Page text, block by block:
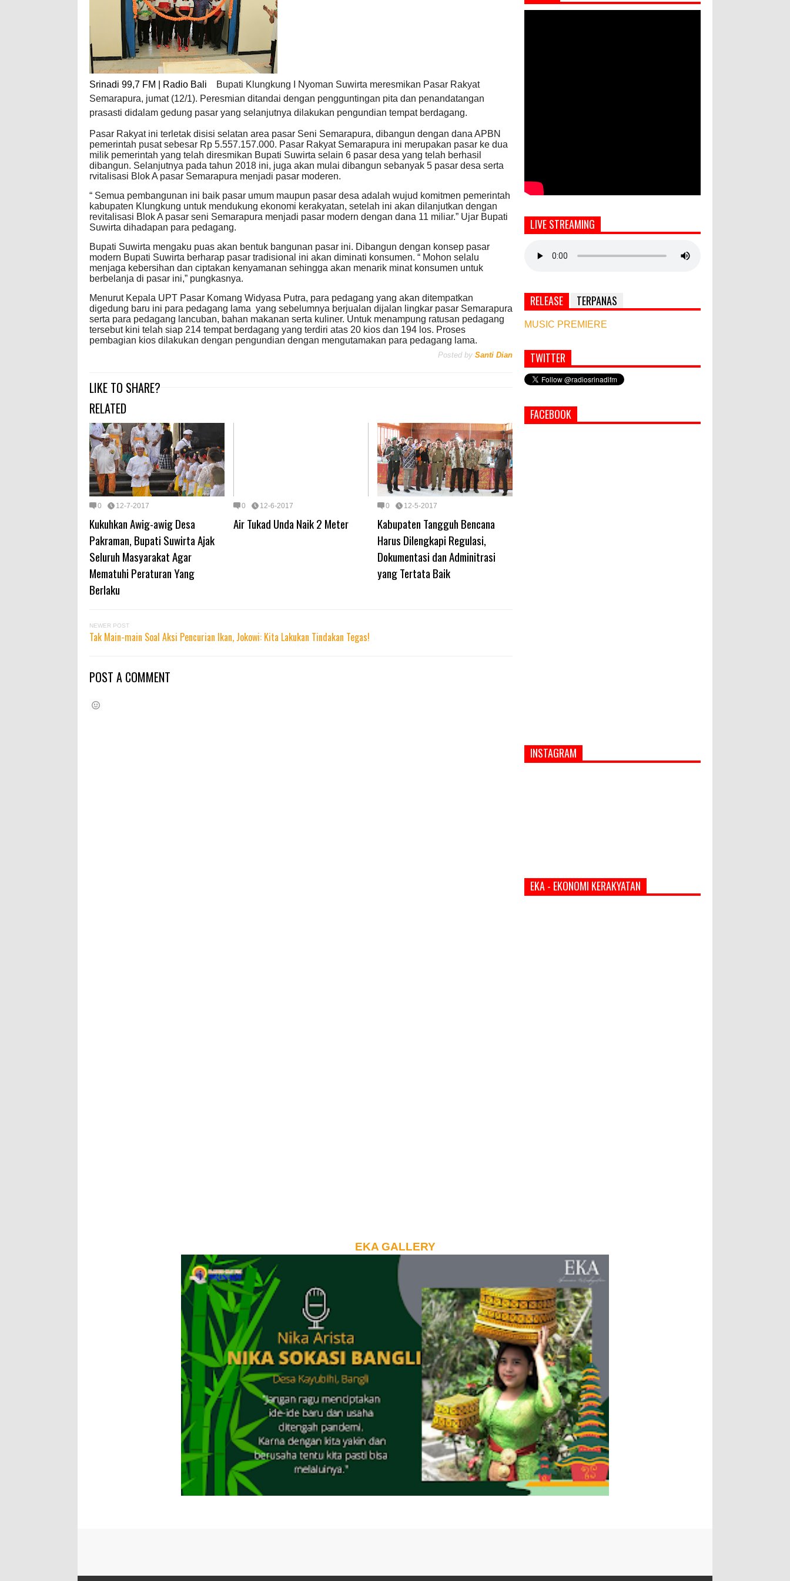
Srinadi 99,7 FM | Radio Bali
Bupati Klungkung I Nyoman Suwirta meresmikan Pasar Rakyat
Semarapura, jumat (12/1). Peresmian ditandai dengan pengguntingan pita dan penandatangan
prasasti didalam gedung pasar yang selanjutnya dilakukan pengundian tempat berdagang.
Pasar Rakyat ini terletak disisi selatan area pasar Seni Semarapura, dibangun dengan dana APBN
pemerintah pusat sebesar Rp 5.557.157.000. Pasar Rakyat Semarapura ini merupakan pasar ke dua
milik pemerintah yang telah diresmikan Bupati Suwirta selain 6 pasar desa yang telah berhasil
dibangun. Selanjutnya pada tahun 2018 ini, juga akan mulai dibangun sebanyak 5 pasar desa serta
rvitalisasi Blok A pasar Semarapura menjadi pasar moderen.
“ Semua pembangunan ini baik pasar umum maupun pasar desa adalah wujud komitmen pemerintah
kabupaten Klungkung untuk mendukung ekonomi kerakyatan, setelah ini akan dilanjutkan dengan
revitalisasi Blok A pasar seni Semarapura menjadi pasar modern dengan dana 11 miliar.” Ujar Bupati
Suwirta dihadapan para pedagang.
Bupati Suwirta mengaku puas akan bentuk bangunan pasar ini. Dibangun dengan konsep pasar
modern Bupati Suwirta berharap pasar tradisional ini akan diminati konsumen. “ Mohon selalu
menjaga kebersihan dan ciptakan kenyamanan sehingga akan menarik minat konsumen untuk
berbelanja di pasar ini,” pungkasnya.
Menurut Kepala UPT Pasar Komang Widyasa Putra, para pedagang yang akan ditempatkan
digedung baru ini para pedagang lama yang sebelumnya berjualan dijalan lingkar pasar Semarapura
serta para pedagang lancuban, bahan makanan serta kuliner. Untuk menampung ratusan pedagang
tersebut kini telah siap 214 tempat berdagang yang terdiri atas 20 kios dan 194 los. Proses
pembagian kios dilakukan dengan pengundian dengan mengutamakan para pedagang lama.
Posted by Santi Dian
LIKE TO SHARE?
RELATED
0 12-7-2017
Kukuhkan Awig-awig Desa
Pakraman, Bupati Suwirta Ajak
Seluruh Masyarakat Agar
Mematuhi Peraturan Yang
Berlaku
0 12-6-2017
Air Tukad Unda Naik 2 Meter
0 12-5-2017
Kabupaten Tangguh Bencana
Harus Dilengkapi Regulasi,
Dokumentasi dan Adminitrasi
yang Tertata Baik
NEWER POST
Tak Main-main Soal Aksi Pencurian Ikan, Jokowi: Kita Lakukan Tindakan Tegas!
POST A COMMENT
LIVE STREAMING
RELEASE TERPANAS
MUSIC PREMIERE
Simbol Persahabatan, RI Bangun Islamic Centre
di Afghanistan
PASAR MURAH
TWITTER
FACEBOOK
INSTAGRAM
EKA - EKONOMI KERAKYATAN
EKA GALLERY